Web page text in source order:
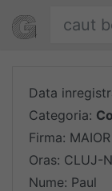
Găsește
Oferte
Data
Categoria:
Firma:
Oras: CLUJ-
Nume: Paul